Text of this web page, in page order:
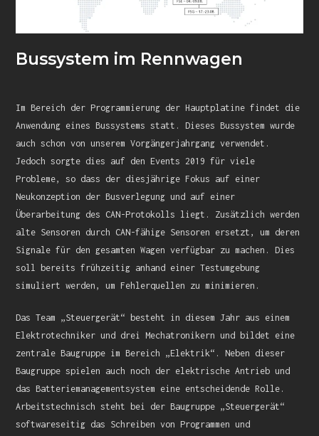
Bussystem im Rennwagen
Im Bereich der Programmierung der Hauptplatine findet die
Anwendung eines Bussystems statt. Dieses Bussystem wurde
auch schon von unserem Vorgängerjahrgang verwendet.
Jedoch sorgte dies auf den Events 2019 für viele
Probleme, so dass der diesjährige Fokus auf einer
Neukonzeption der Busverlegung und auf einer
Überarbeitung des CAN-Protokolls liegt. Zusätzlich werden
alte Sensoren durch CAN-fähige Sensoren ersetzt, um deren
Signale für den gesamten Wagen verfügbar zu machen. Dies
soll bereits frühzeitig anhand einer Testumgebung
simuliert werden, um Fehlerquellen zu minimieren.
Das Team „Steuergerät“ besteht in diesem Jahr aus einem
Elektrotechniker und drei Mechatronikern und bildet eine
zentrale Baugruppe im Bereich „Elektrik“. Neben dieser
Baugruppe spielen auch noch der elektrische Antrieb und
das Batteriemanagementsystem eine entscheidende Rolle.
Arbeitstechnisch steht bei der Baugruppe „Steuergerät“
softwareseitig das Schreiben von Programmen und